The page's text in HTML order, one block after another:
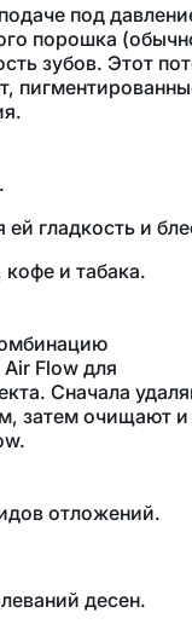
под
порошка
зубов. Этот
гладкость и
и табака.
Flow для
Сначала
затем очищают и
отложений.
десен.